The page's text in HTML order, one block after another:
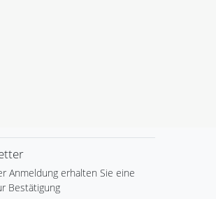
Anmeldung erhalten Sie eine
Bestätigung